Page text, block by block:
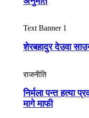
Text Banner 1
शेरबहादुर देउवा
राजनीति
निर्मला पन्त हत्या
मागे माफी